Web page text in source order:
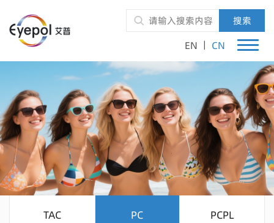
搜索
EN | CN
TAC PC PCPL